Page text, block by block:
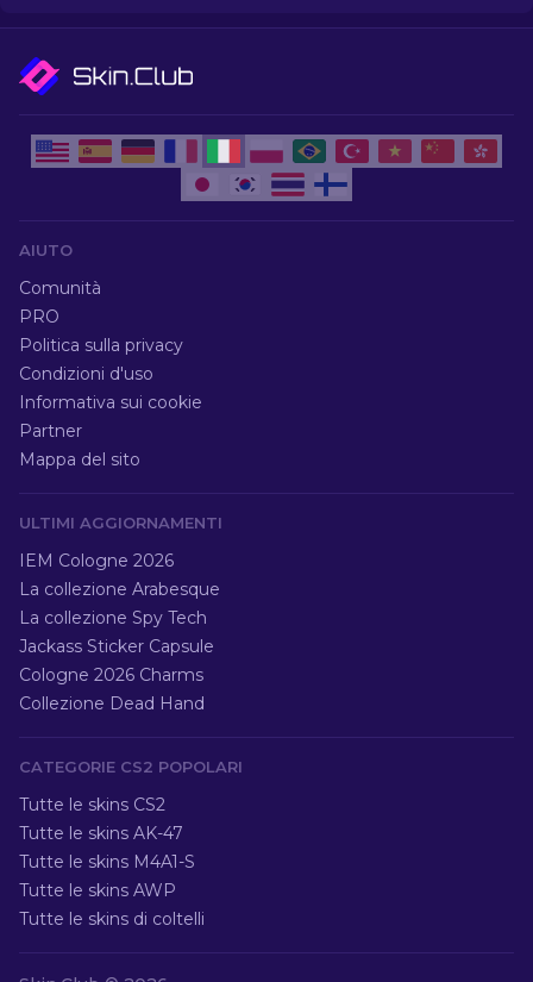
AIUTO
Comunità
PRO
Politica sulla privacy
Condizioni d'uso
Informativa sui cookie
Partner
Mappa del sito
ULTIMI AGGIORNAMENTI
IEM Cologne 2026
La collezione Arabesque
La collezione Spy Tech
Jackass Sticker Capsule
Cologne 2026 Charms
Collezione Dead Hand
CATEGORIE CS2 POPOLARI
Tutte le skins CS2
Tutte le skins AK-47
Tutte le skins M4A1-S
Tutte le skins AWP
Tutte le skins di coltelli